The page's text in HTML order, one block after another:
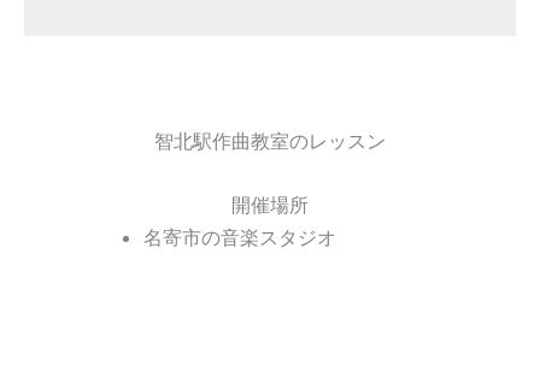
智北駅作曲教室のレッスン
開催場所
名寄市の音楽スタジオ